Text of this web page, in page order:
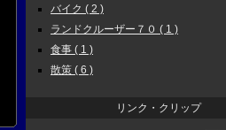
バイク ( 2 )
ランドクルーザー７０ ( 1 )
食事 ( 1 )
散策 ( 6 )
リンク・クリップ